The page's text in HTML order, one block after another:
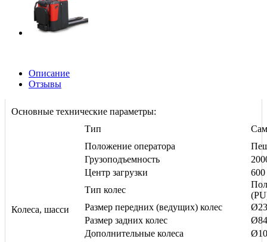
Описание
Отзывы
Основные технические параметры:
Тип
Положение оператора
Грузоподъемность
Центр загрузки
600
Колеса, шасси
Тип колес
Размер передних (ведущих) колес
Размер задних колес
Дополнительные колеса